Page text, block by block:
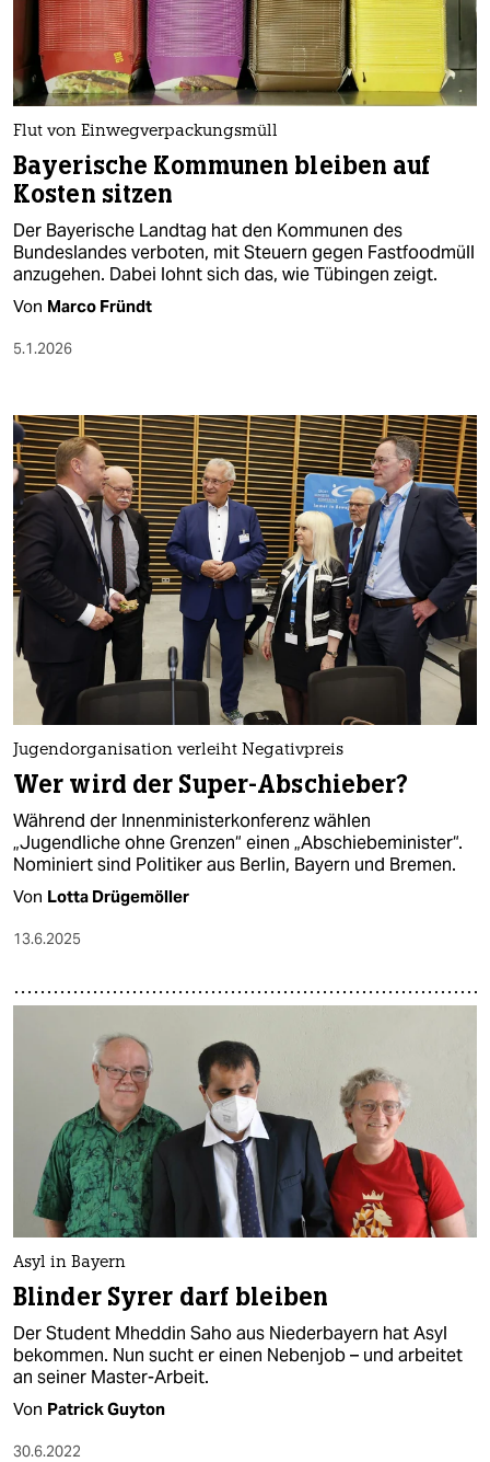
nord
wahrheit
verlag
verlag
veranstaltungen
shop
abo
genossenschaft
epaper login
Flut von Einwegverpackungsmüll
Bayerische Kommunen bleiben auf
Kosten sitzen
Der Bayerische Landtag hat den Kommunen des
Bundeslandes verboten, mit Steuern gegen Fastfoodmüll
anzugehen. Dabei lohnt sich das, wie Tübingen zeigt.
Von Marco Fründt
5.1.2026
Jugendorganisation verleiht Negativpreis
Wer wird der Super-Abschieber?
Während der Innenministerkonferenz wählen
„Jugendliche ohne Grenzen“ einen „Abschiebeminister“.
Nominiert sind Politiker aus Berlin, Bayern und Bremen.
Von Lotta Drügemöller
13.6.2025
Asyl in Bayern
Blinder Syrer darf bleiben
Der Student Mheddin Saho aus Niederbayern hat Asyl
bekommen. Nun sucht er einen Nebenjob – und arbeitet
an seiner Master-Arbeit.
Von Patrick Guyton
30.6.2022